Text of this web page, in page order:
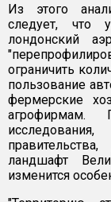
Из этого
следует, что
лондонский
ограничить
пользование
фермерские
агрофирмам.
ландшафт
изменится